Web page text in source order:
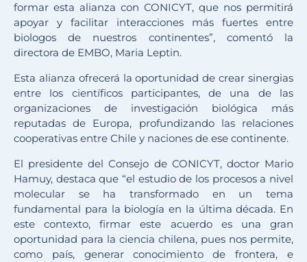
formar esta alianza con CONICYT, que nos permitirá
apoyar y facilitar interacciones más fuertes entre
biologos de nuestros continentes”, comentó la
directora de EMBO, Maria Leptin.
Esta alianza ofrecerá la oportunidad de crear sinergias
entre los científicos participantes, de una de las
organizaciones de investigación biológica más
reputadas de Europa, profundizando las relaciones
cooperativas entre Chile y naciones de ese continente.
El presidente del Consejo de CONICYT, doctor Mario
Hamuy, destaca que “el estudio de los procesos a nivel
molecular se ha transformado en un tema
fundamental para la biología en la última década. En
este contexto, firmar este acuerdo es una gran
oportunidad para la ciencia chilena, pues nos permite,
como país, generar conocimiento de frontera, e